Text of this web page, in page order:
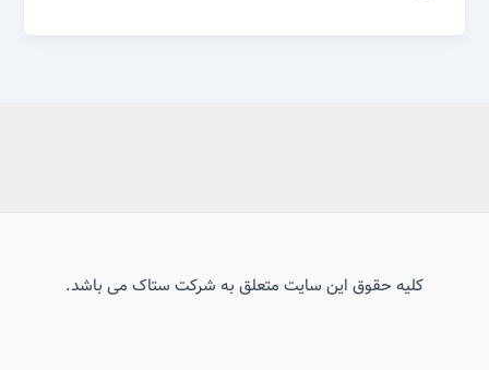
کلیه حقوق این سایت متعلق به شرکت ستاک می باشد.